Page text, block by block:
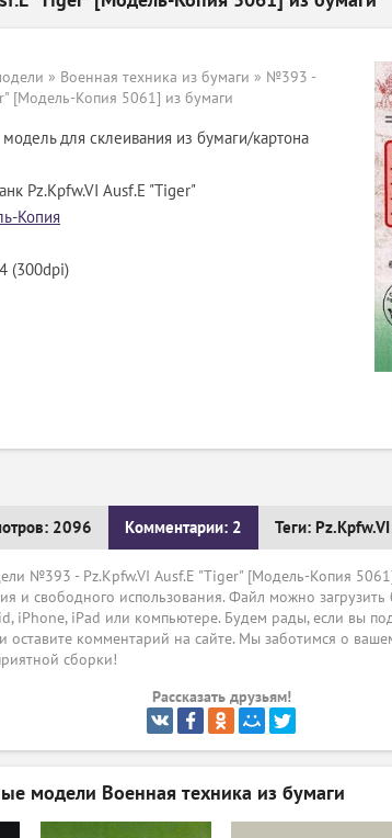
» Военная техника из бумаги » №393 -
[Модель-Копия 5061] из бумаги
для склеивания из бумаги/картона
Pz.Kpfw.VI Ausf.E "Tiger"
Копия
(300dpi)
2096 Комментарии: 2 Теги:
№393 - Pz.Kpfw.VI Ausf.E "Tiger" [Модель-Копия
и свободного использования. Файл можно загрузить
iPhone, iPad или компьютере. Будем рады, если вы
оставите комментарий на сайте. Мы заботимся о
сборки!
Рассказать друзьям!
модели Военная техника из бумаги